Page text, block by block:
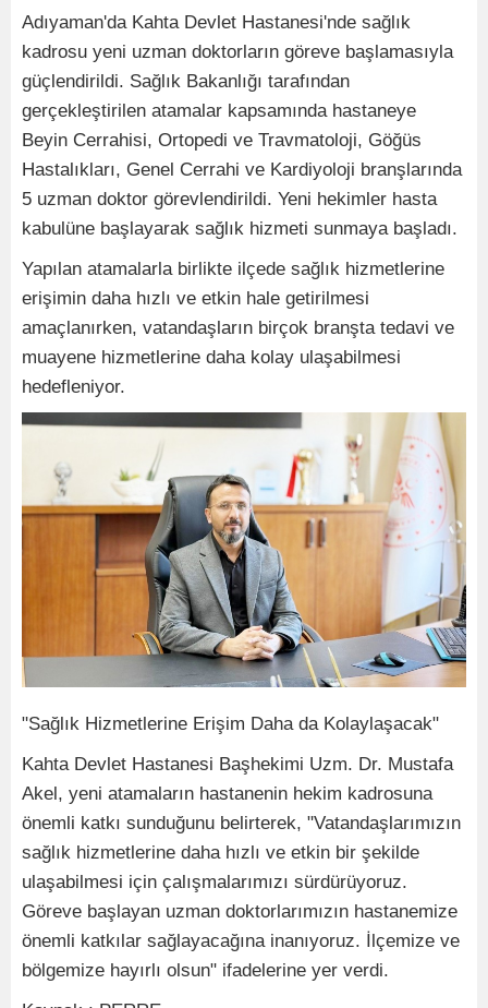
Adıyaman'da Kahta Devlet Hastanesi'nde sağlık
kadrosu yeni uzman doktorların göreve başlamasıyla
güçlendirildi. Sağlık Bakanlığı tarafından
gerçekleştirilen atamalar kapsamında hastaneye
Beyin Cerrahisi, Ortopedi ve Travmatoloji, Göğüs
Hastalıkları, Genel Cerrahi ve Kardiyoloji branşlarında
5 uzman doktor görevlendirildi. Yeni hekimler hasta
kabulüne başlayarak sağlık hizmeti sunmaya başladı.
Yapılan atamalarla birlikte ilçede sağlık hizmetlerine
erişimin daha hızlı ve etkin hale getirilmesi
amaçlanırken, vatandaşların birçok branşta tedavi ve
muayene hizmetlerine daha kolay ulaşabilmesi
hedefleniyor.
"Sağlık Hizmetlerine Erişim Daha da Kolaylaşacak"
Kahta Devlet Hastanesi Başhekimi Uzm. Dr. Mustafa
Akel, yeni atamaların hastanenin hekim kadrosuna
önemli katkı sunduğunu belirterek, "Vatandaşlarımızın
sağlık hizmetlerine daha hızlı ve etkin bir şekilde
ulaşabilmesi için çalışmalarımızı sürdürüyoruz.
Göreve başlayan uzman doktorlarımızın hastanemize
önemli katkılar sağlayacağına inanıyoruz. İlçemize ve
bölgemize hayırlı olsun" ifadelerine yer verdi.